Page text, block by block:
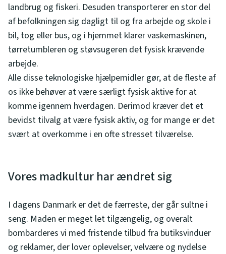
landbrug og fiskeri. Desuden transporterer en stor del
af befolkningen sig dagligt til og fra arbejde og skole i
bil, tog eller bus, og i hjemmet klarer vaskemaskinen,
tørretumbleren og støvsugeren det fysisk krævende
arbejde.
Alle disse teknologiske hjælpemidler gør, at de fleste af
os ikke behøver at være særligt fysisk aktive for at
komme igennem hverdagen. Derimod kræver det et
bevidst tilvalg at være fysisk aktiv, og for mange er det
svært at overkomme i en ofte stresset tilværelse.
Vores madkultur har ændret sig
I dagens Danmark er det de færreste, der går sultne i
seng. Maden er meget let tilgængelig, og overalt
bombarderes vi med fristende tilbud fra butiksvinduer
og reklamer, der lover oplevelser, velvære og nydelse